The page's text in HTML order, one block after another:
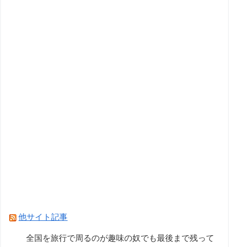
選抜選挙」【本日投票開始】
Powered by livedoor 相互RSS
他サイト記事
全国を旅行で周るのが趣味の奴でも最後まで残って